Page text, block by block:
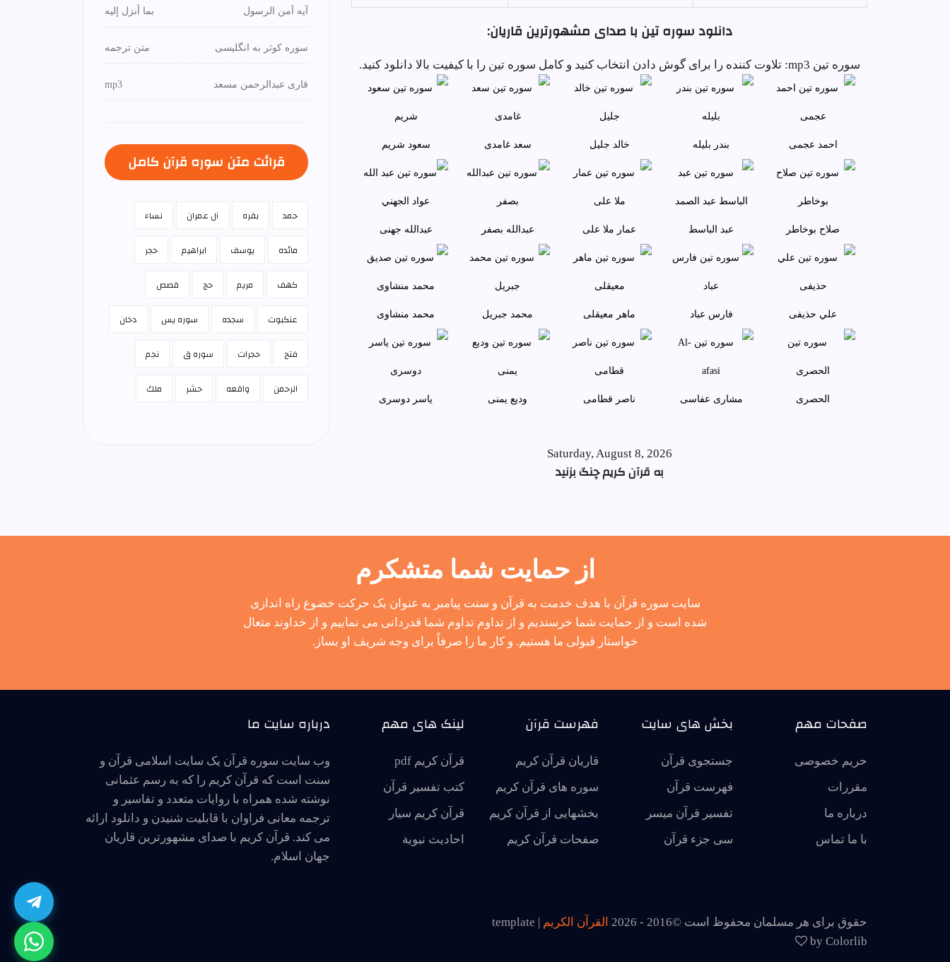
دانلود سوره تين با صدای مشهورترین قاریان:
سوره تين mp3: تلاوت کننده را برای گوش دادن انتخاب کنید و کامل سوره تين را با کیفیت بالا دانلود کنید.
احمد عجمى بندر بليله خالد جليل سعد غامدی سعود شريم
صلاح بوخاطر عبد الباسط عمار ملا علی عبدالله بصفر عبدالله جهنی
علي حذيفی فارس عباد ماهر معيقلی محمد جبريل محمد منشاوی
الحصری مشاری عفاسی ناصر قطامی وديع يمنی ياسر دوسری
Saturday, August 8, 2026
به قرآن کریم چنگ بزنید
آیه آمن الرسول بما أنزل إليه
سوره کوثر به انگلیسی متن ترجمه
قاری عبدالرحمن مسعد mp3
قرائت متن سوره قرآن كامل
حمد بقره آل عمران نساء
مائده يوسف ابراهيم حجر
كهف مريم حج قصص
عنكبوت سجده سوره يس دخان
فتح حجرات سوره ق نجم
الرحمن واقعه حشر ملك
از حمایت شما متشکرم
سایت سوره قرآن با هدف خدمت به قرآن و سنت پیامبر به عنوان یک حرکت خضوع راه اندازی
شده است و از حمایت شما خرسندیم و از تداوم تداوم شما قدردانی می نماییم و از خداوند متعال
خواستار قبولی ما هستیم. و کار ما را صرفاً برای وجه شریف او بساز.
صفحات مهم
حریم خصوصی
مقررات
درباره ما
با ما تماس
بخش های سایت
جستجوی قرآن
فهرست قرآن
تفسير قرآن ميسر
سی جزء قرآن
فهرست قرآن
قاریان قرآن کریم
سوره های قرآن کریم
بخشهایی از قرآن کریم
صفحات قرآن کریم
لینک های مهم
قرآن کریم pdf
کتب تفسیر قرآن
قرآن کریم سیار
احاديث نبوية
درباره سایت ما
وب سایت سوره قرآن یک سایت اسلامی قرآن و
سنت است که قرآن کریم را که به رسم عثمانی
نوشته شده همراه با روایات متعدد و تفاسیر و
ترجمه معانی فراوان با قابلیت شنیدن و دانلود ارائه
می کند. قرآن کریم با صدای مشهورترین قاریان
جهان اسلام.
حقوق برای هر مسلمان محفوظ است ©2016 - 2026 القرآن الكريم
by Colorlib